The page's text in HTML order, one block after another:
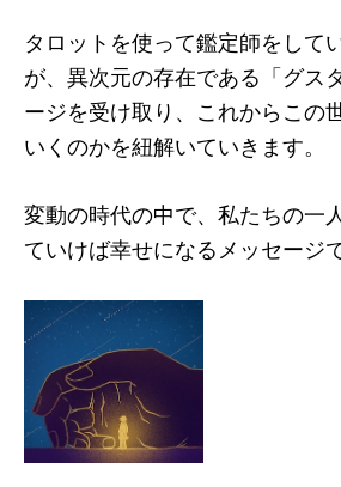
タロットを使って鑑定師をして
が、異次元の存在である「グス
ージを受け取り、これからこの
いくのかを紐解いていきます。
変動の時代の中で、私たちの一
ていけば幸せになるメッセージで